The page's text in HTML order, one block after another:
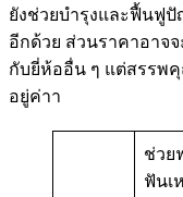
ยังช่วยบำรุงและฟื้นฟู
อีกด้วย ส่วนราคาอาจ
กับยี่ห้ออื่น ๆ แต่สรรพ
อยู่ค่าา
ช่วย
ฟันเ